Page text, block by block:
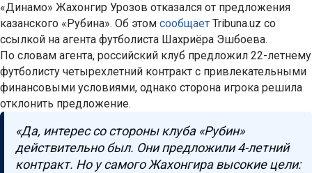
«Динамо» Жахонгир Урозов отказался от предложения
казанского «Рубина». Об этом сообщает Tribuna.uz со
ссылкой на агента футболиста Шахриёра Эшбоева.
По словам агента, российский клуб предложил 22-летнему
футболисту четырехлетний контракт с привлекательными
финансовыми условиями, однако сторона игрока решила
отклонить предложение.
«Да, интерес со стороны клуба «Рубин»
действительно был. Они предложили 4-летний
контракт. Но у самого Жахонгира высокие цели: